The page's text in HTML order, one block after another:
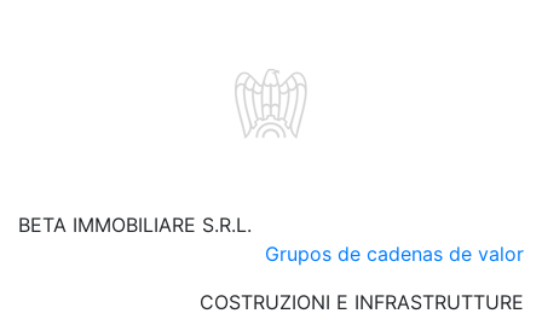
BETA IMMOBILIARE S.R.L.
Grupos de cadenas de valor
COSTRUZIONI E INFRASTRUTTURE